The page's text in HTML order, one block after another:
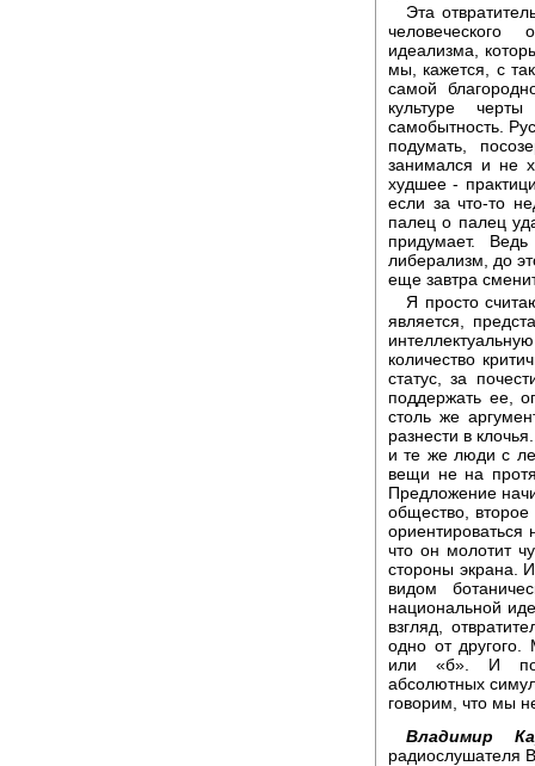
Эта
человеческого
идеализма,
мы, кажется, с
самой
культуре
самобытность.
подумать,
занимался и не
худшее -
если за что-то
палец о палец
придумает.
либерализм, до
еще завтра
Я просто
является,
количество
статус, за
поддержать ее,
столь же
разнести в
и те же люди с
вещи не на
Предложение
общество,
что он молотит
стороны экрана.
видом
национальной
взгляд,
одно от другого.
или «б». И
абсолютных
говорим, что мы
Владимир
радиослушателя